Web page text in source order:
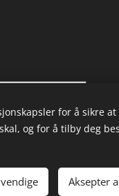
Informasjonskapsler
for å sikre
og for å tilby deg
Aksepter